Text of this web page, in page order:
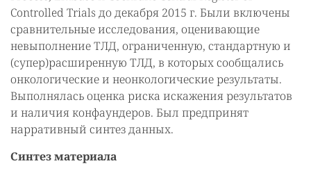
Controlled Trials до декабря 2015 г. Были включены
сравнительные исследования, оценивающие
невыполнение ТЛД, ограниченную, стандартную и
(супер)расширенную ТЛД, в которых сообщались
онкологические и неонкологические результаты.
Выполнялась оценка риска искажения результатов
и наличия конфаундеров. Был предпринят
нарративный синтез данных.
Синтез материала